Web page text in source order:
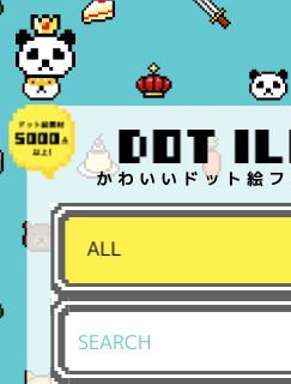
かわいいドット絵